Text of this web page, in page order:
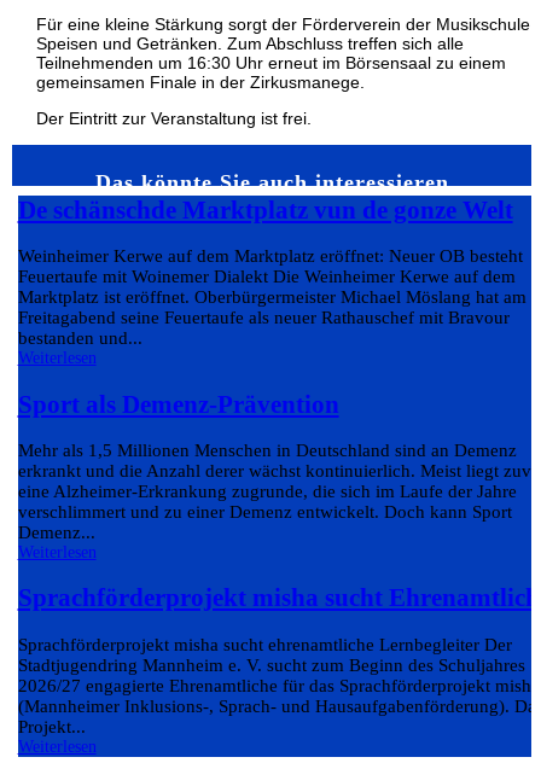
Für eine kleine Stärkung sorgt der Förderverein der Musikschule
Speisen und Getränken. Zum Abschluss treffen sich alle
Teilnehmenden um 16:30 Uhr erneut im Börsensaal zu einem
gemeinsamen Finale in der Zirkusmanege.
Der Eintritt zur Veranstaltung ist frei.
Das könnte Sie auch interessieren…
De schänschde Marktplatz vun de gonze Welt
Weinheimer Kerwe auf dem Marktplatz eröffnet: Neuer OB besteht
Feuertaufe mit Woinemer Dialekt Die Weinheimer Kerwe auf dem
Marktplatz ist eröffnet. Oberbürgermeister Michael Möslang hat am
Freitagabend seine Feuertaufe als neuer Rathauschef mit Bravour
bestanden und...
Weiterlesen
Sport als Demenz-Prävention
Mehr als 1,5 Millionen Menschen in Deutschland sind an Demenz
erkrankt und die Anzahl derer wächst kontinuierlich. Meist liegt
eine Alzheimer-Erkrankung zugrunde, die sich im Laufe der Jahre
verschlimmert und zu einer Demenz entwickelt. Doch kann Sport
Demenz...
Weiterlesen
Sprachförderprojekt misha sucht
Sprachförderprojekt misha sucht ehrenamtliche Lernbegleiter Der
Stadtjugendring Mannheim e. V. sucht zum Beginn des Schuljahres
2026/27 engagierte Ehrenamtliche für das Sprachförderprojekt misha
(Mannheimer Inklusions-, Sprach- und Hausaufgabenförderung).
Projekt...
Weiterlesen